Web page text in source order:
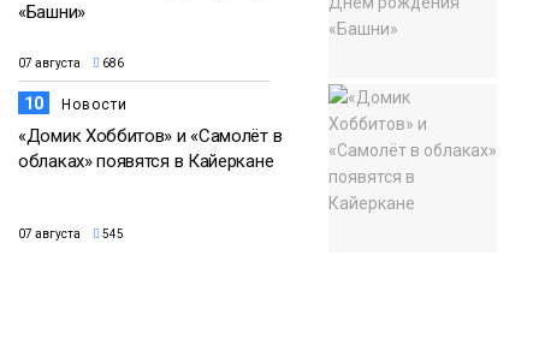
«Башни»
07 августа 686
10 Новости
«Домик Хоббитов» и «Самолёт в
облаках» появятся в Кайеркане
07 августа 545